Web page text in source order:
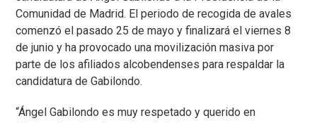
Comunidad de Madrid. El periodo de recogida de avales
comenzó el pasado 25 de mayo y finalizará el viernes 8
de junio y ha provocado una movilización masiva por
parte de los afiliados alcobendenses para respaldar la
candidatura de Gabilondo.
“Ángel Gabilondo es muy respetado y querido en